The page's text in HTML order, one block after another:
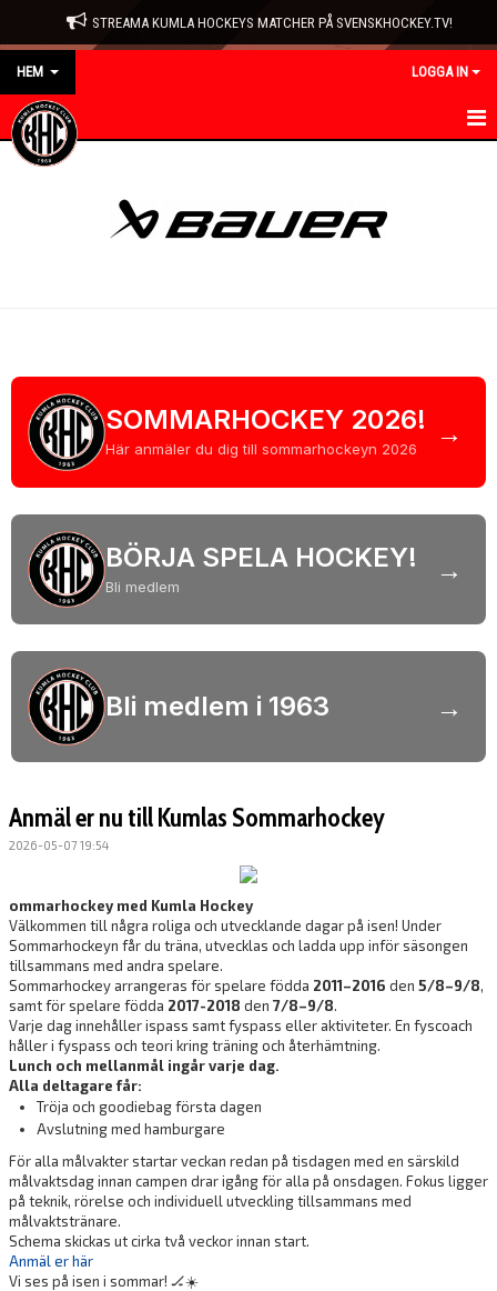
STREAMA KUMLA HOCKEYS MATCHER PÅ SVENSKHOCKEY.TV!
HEM LOGGA IN
HEM
UTRUSTNING
ISTIDER
SOMMARHOCKEY 2026!
Här anmäler du dig till sommarhockeyn 2026
→
BÖRJA SPELA HOCKEY!
Bli medlem
→
Bli medlem i 1963 →
Anmäl er nu till Kumlas Sommarhockey
2026-05-07 19:54
ommarhockey med Kumla Hockey
Välkommen till några roliga och utvecklande dagar på isen! Under
Sommarhockeyn får du träna, utvecklas och ladda upp inför säsongen
tillsammans med andra spelare.
Sommarhockey arrangeras för spelare födda 2011–2016 den 5/8–9/8,
samt för spelare födda 2017-2018 den 7/8–9/8.
Varje dag innehåller ispass samt fyspass eller aktiviteter. En fyscoach
håller i fyspass och teori kring träning och återhämtning.
Lunch och mellanmål ingår varje dag.
Alla deltagare får:
Tröja och goodiebag första dagen
Avslutning med hamburgare
För alla målvakter startar veckan redan på tisdagen med en särskild
målvaktsdag innan campen drar igång för alla på onsdagen. Fokus ligger
på teknik, rörelse och individuell utveckling tillsammans med
målvaktstränare.
Schema skickas ut cirka två veckor innan start.
Anmäl er här
Vi ses på isen i sommar! 🏒☀️